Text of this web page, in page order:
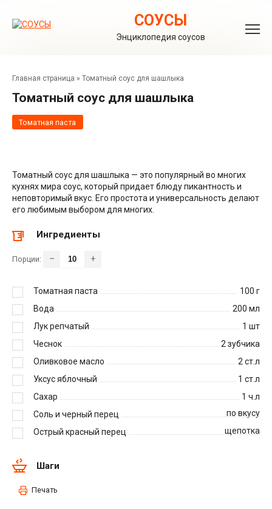
контенту
СОУСЫ
Энциклопедия соусов
Главная страница » Томатный соус для шашлыка
Томатный соус для шашлыка
Томатная паста
Томатный соус для шашлыка — это популярный во многих
кухнях мира соус, который придает блюду пикантность и
неповторимый вкус. Его простота и универсальность делают
его любимым выбором для многих.
Ингредиенты
Порции: – +
Томатная паста 100 г
Вода
200 мл
Лук репчатый
1 шт
Чеснок
2 зубчика
Оливковое масло
2 ст.л
Уксус яблочный
1 ст.л
Сахар
1 ч.л
Соль и черный перец
по вкусу
Острый красный перец
щепотка
Шаги
Печать